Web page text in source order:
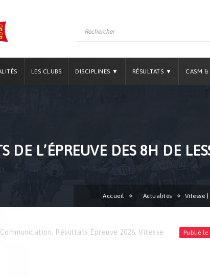
LES CLUBS DISCIPLINES ▼ RÉSULTATS ▼ CASM &
DE L’ÉPREUVE DES 8H DE
Accueil Actualités Vitesse
Communication, Résultats Épreuve 2026, Vitesse Publié le